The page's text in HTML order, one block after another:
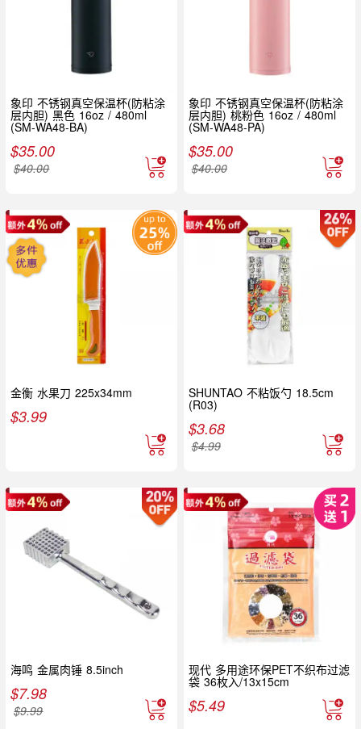
象印 不锈钢真空保温杯(防粘涂
层内胆) 黑色 16oz / 480ml
(SM-WA48-BA)
$35.00
$40.00
象印 不锈钢真空保温杯(防粘涂
层内胆) 桃粉色 16oz / 480ml
(SM-WA48-PA)
$35.00
$40.00
金衡 水果刀 225x34mm
$3.99
SHUNTAO 不粘饭勺 18.5cm
(R03)
$3.68
$4.99
海鸣 金属肉锤 8.5inch
$7.98
$9.99
现代 多用途环保PET不织布过滤
袋 36枚入/13x15cm
$5.49